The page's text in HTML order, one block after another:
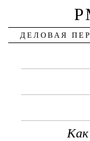
ДЕЛОВАЯ